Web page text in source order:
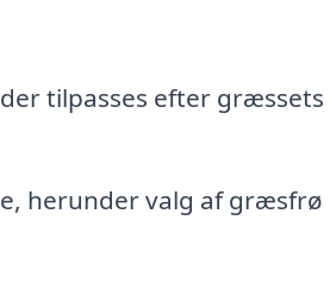
tilpasses efter græssets
herunder valg af græsfrø